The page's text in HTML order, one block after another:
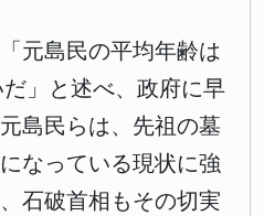
元島民の平均年齢は
」と述べ、政府に早
島民らは、先祖の墓
なっている現状に強
石破首相もその切実